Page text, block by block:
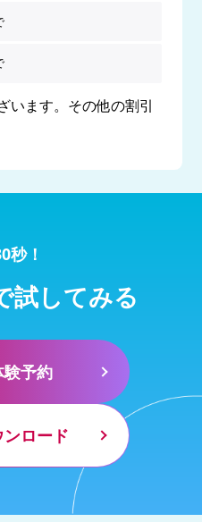
います。その他の割引
秒！
試してみる
予約
ロード